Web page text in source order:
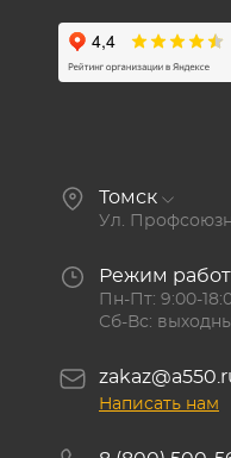
Томск
Ул.
Режим
Пн-Пт: 9:00-
Сб-Вс:
Написать нам